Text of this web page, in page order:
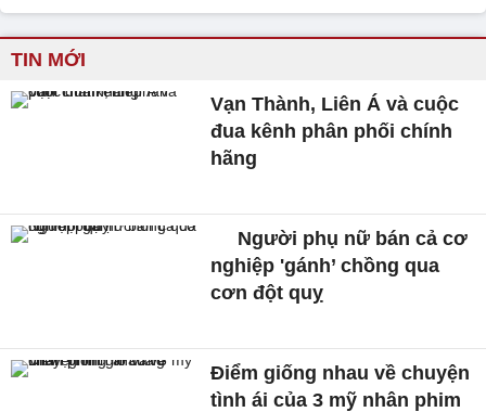
TIN MỚI
Vạn Thành, Liên Á và cuộc
đua kênh phân phối chính
hãng
Người phụ nữ bán cả cơ
nghiệp 'gánh’ chồng qua
cơn đột quỵ
Điểm giống nhau về chuyện
tình ái của 3 mỹ nhân phim